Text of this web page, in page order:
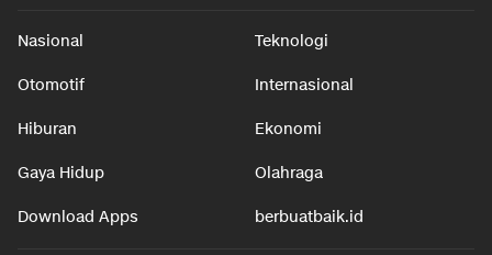
Nasional Teknologi
Otomotif Internasional
Hiburan Ekonomi
Gaya Hidup Olahraga
Download Apps berbuatbaik.id